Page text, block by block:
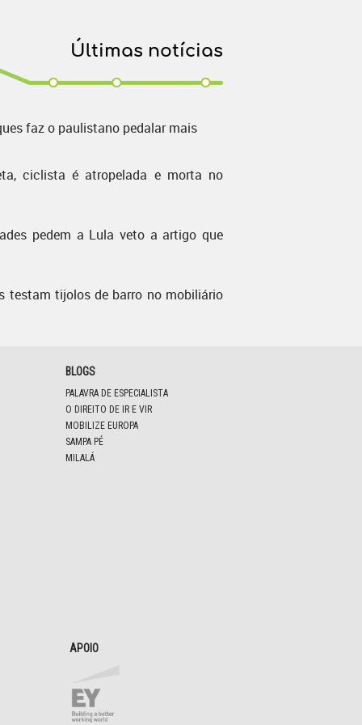
Últimas notícias
faz o paulistano pedalar mais
ciclista é atropelada e morta no
pedem a Lula veto a artigo que
testam tijolos de barro no mobiliário
BLOGS
PALAVRA DE ESPECIALISTA
O DIREITO DE IR E VIR
MOBILIZE EUROPA
SAMPA PÉ
MILALÁ
APOIO